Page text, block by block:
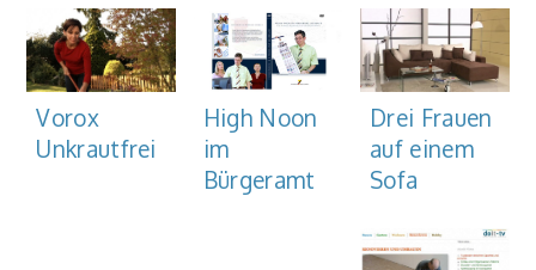
Vorox
Unkrautfrei
High Noon
im
Bürgeramt
Drei Frauen
auf einem
Sofa